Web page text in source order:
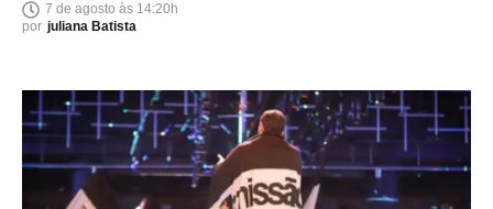
7 de agosto às 14:20h
por juliana Batista